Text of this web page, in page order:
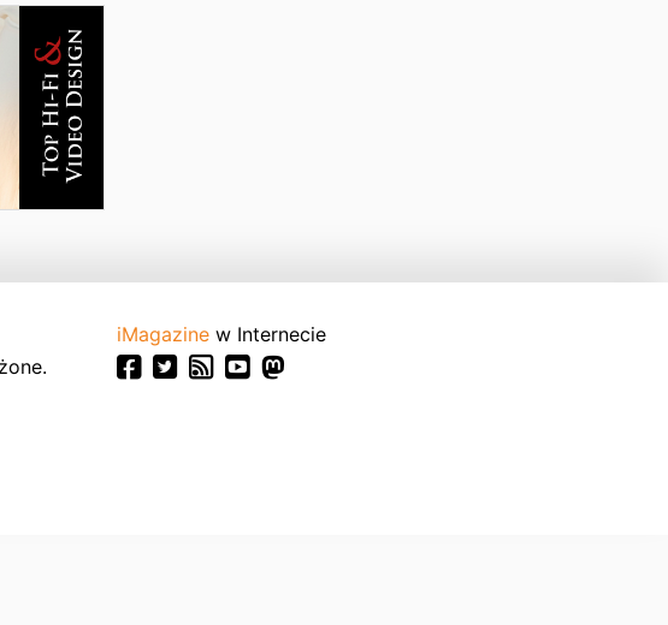
iMagazine w Internecie